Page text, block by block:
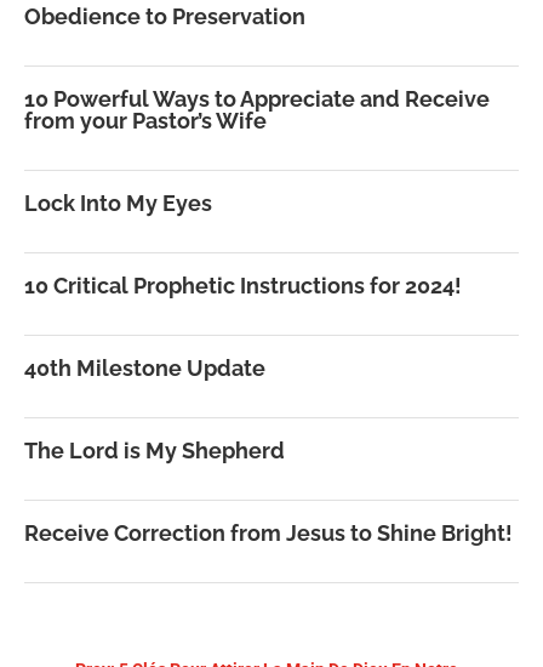
Obedience to Preservation
10 Powerful Ways to Appreciate and Receive
from your Pastor’s Wife
Lock Into My Eyes
10 Critical Prophetic Instructions for 2024!
40th Milestone Update
The Lord is My Shepherd
Receive Correction from Jesus to Shine Bright!